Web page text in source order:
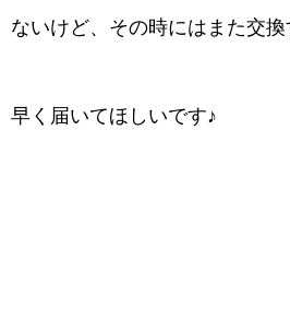
ないけど、その時にはまた交換
早く届いてほしいです♪